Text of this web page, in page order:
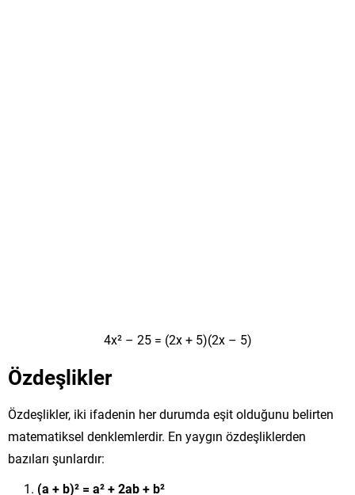
4x² – 25 = (2x + 5)(2x – 5)
Özdeşlikler
Özdeşlikler, iki ifadenin her durumda eşit olduğunu belirten
matematiksel denklemlerdir. En yaygın özdeşliklerden
bazıları şunlardır:
(a + b)² = a² + 2ab + b²